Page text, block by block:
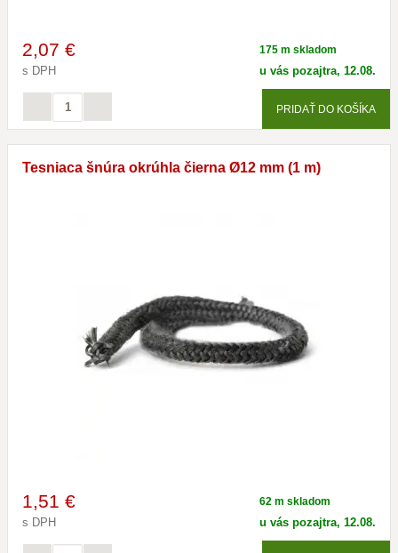
2,07 €
s DPH
175 m skladom
u vás pozajtra, 12.08.
PRIDAŤ DO KOŠÍKA
Tesniaca šnúra okrúhla čierna Ø12 mm (1 m)
1,51 €
s DPH
62 m skladom
u vás pozajtra, 12.08.